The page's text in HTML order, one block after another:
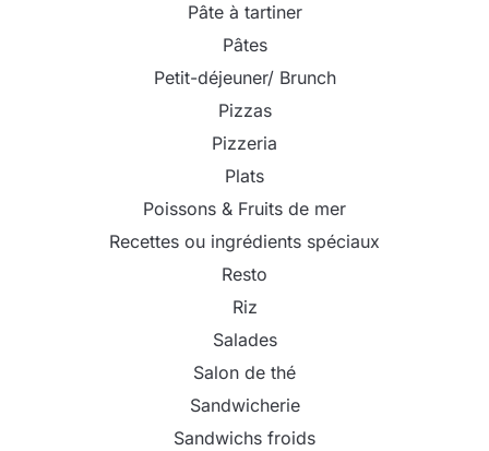
Pâte à tartiner
Pâtes
Petit-déjeuner/ Brunch
Pizzas
Pizzeria
Plats
Poissons & Fruits de mer
Recettes ou ingrédients spéciaux
Resto
Riz
Salades
Salon de thé
Sandwicherie
Sandwichs froids